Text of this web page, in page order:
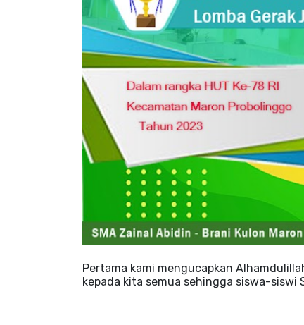
Pertama kami mengucapkan
kepada kita semua sehingga siswa-siswi